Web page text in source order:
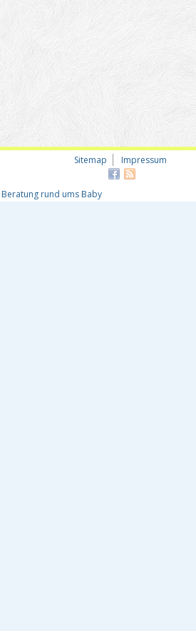
Sitemap Impressum
Beratung rund ums Baby